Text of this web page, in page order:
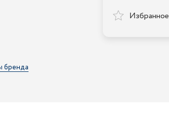
Избранное
бренда